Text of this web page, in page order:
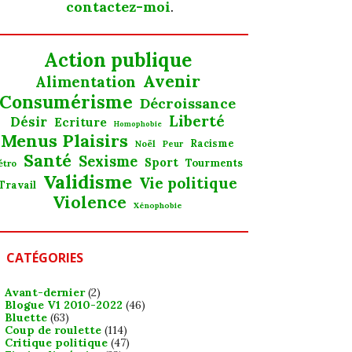
contactez-moi.
Action publique
Alimentation Avenir
Consumérisme Décroissance
Désir Ecriture Homophobie Liberté
Menus Plaisirs Noël Peur
Racisme
Santé Sexisme Sport Tourments
Validisme Vie politique
Violence Xénophobie
CATÉGORIES
Avant-dernier(2)
Blogue V1 2010-2022 (46)
Bluette(63)
Coup de roulette(114)
Critique politique(47)